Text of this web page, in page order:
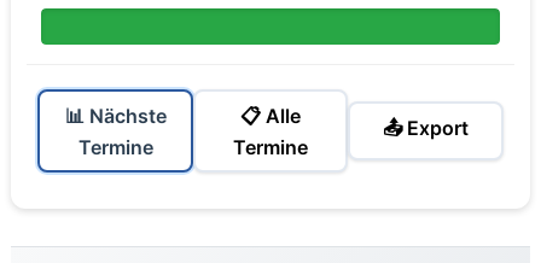
📊 Nächste
Termine
📋 Alle
Termine
📤 Export